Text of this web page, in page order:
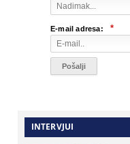
E-mail adresa: *
INTERVJUI